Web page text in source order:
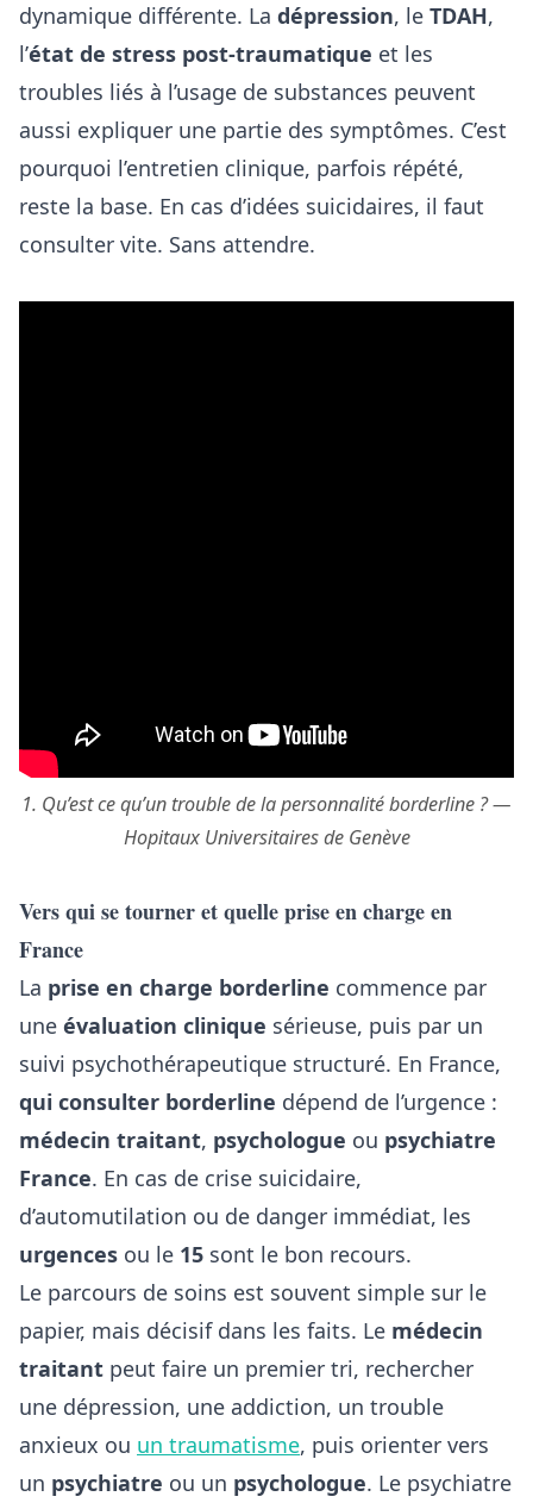
dynamique différente. La dépression, le TDAH,
l’état de stress post-traumatique et les
troubles liés à l’usage de substances peuvent
aussi expliquer une partie des symptômes. C’est
pourquoi l’entretien clinique, parfois répété,
reste la base. En cas d’idées suicidaires, il faut
consulter vite. Sans attendre.
1. Qu’est ce qu’un trouble de la personnalité borderline ? —
Hopitaux Universitaires de Genève
Vers qui se tourner et quelle prise en charge en
France
La prise en charge borderline commence par
une évaluation clinique sérieuse, puis par un
suivi psychothérapeutique structuré. En France,
qui consulter borderline dépend de l’urgence :
médecin traitant, psychologue ou psychiatre
France. En cas de crise suicidaire,
d’automutilation ou de danger immédiat, les
urgences ou le 15 sont le bon recours.
Le parcours de soins est souvent simple sur le
papier, mais décisif dans les faits. Le médecin
traitant peut faire un premier tri, rechercher
une dépression, une addiction, un trouble
anxieux ou un traumatisme, puis orienter vers
un psychiatre ou un psychologue. Le psychiatre